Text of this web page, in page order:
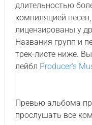
длительностью
компиляцией
лицензированы у
Названия групп и
трек-листе ниже.
лейбл Producer's
Превью альбома
прослушать все